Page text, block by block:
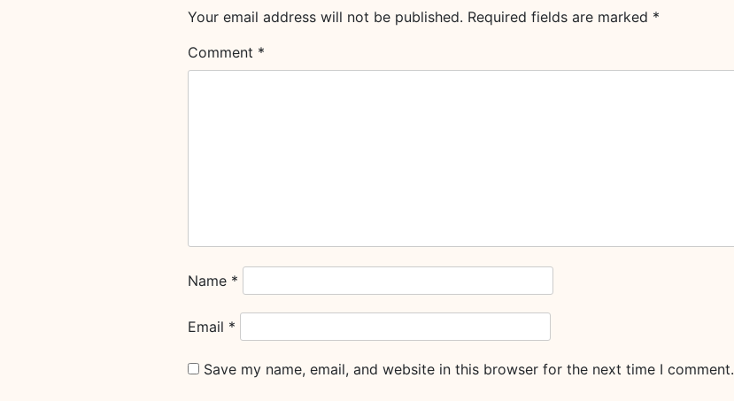
Your email address will not be published. Required fields are marked *
Comment *
Name *
Email *
Save my name, email, and website in this browser for the next time I comment.